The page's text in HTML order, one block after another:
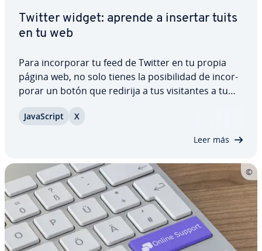
Twitter widget: aprende a insertar tuits
en tu web
Para in­co­r­po­rar tu feed de Twitter en tu propia
página web, no solo tienes la po­si­bi­li­dad de in­co­r­
po­rar un botón que redirija a tus vi­si­ta­n­tes a tu
con la ayuda de los llamados Twitter widgets
Ja­va­S­cri­pt X
Leer más